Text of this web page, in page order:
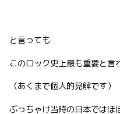
と言っても
このロック史上最も重要と
（あくまで個人的見解です）
ぶっちゃけ当時の日本ではほ